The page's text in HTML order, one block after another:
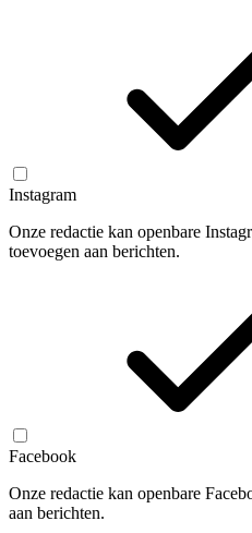
Instagram
Onze redactie kan openbare
toevoegen aan berichten.
Facebook
Onze redactie kan openbare
aan berichten.